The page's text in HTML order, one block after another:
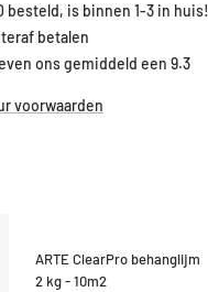
besteld, is binnen 1-3 in huis!
betalen
ons gemiddeld een 9.3
voorwaarden
ARTE ClearPro behanglijm
2 kg - 10m2